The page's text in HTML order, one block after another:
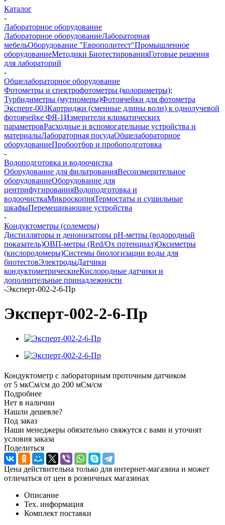
Каталог
-
Лабораторное оборудование
Лабораторное оборудованиеЛабораторная
мебельОборудование "Европолитест"Промышленное
оборудованиеМетодики БиотестированияГотовые решения
для лабораторий
-
Общелабораторное оборудование
Фотометры и спектрофотометры (колориметры);
Турбидиметры (мутномеры)Фотоячейки для фотометра
Эксперт-003Картриджи (сменные длины волн) к однолучевой
фотоячейке ФЯ-1Измерители климатических
параметровРасходные и вспомогательные устройства и
материалыЛабораторная посудаОбщелабораторное
оборудованиеПробоотбор и пробоподготовка
-
Водоподготовка и водоочистка
Оборудование для фильтрованияВесоизмерительное
оборудованиеОборудование для
центрифугированияВодоподготовка и
водоочисткаМикроскопияТермостаты и сушильные
шкафыПеремешивающие устройства
-
Кондуктометры (солемеры)
Дистилляторы и деионизаторы pH-метры (водородный
показатель)ОВП-метры (Red/Ox потенциал)Оксиметры
(кислородомеры)Системы биологизации воды для
биотестовЭлектродыДатчики
кондуктометрическиеКислородные датчики и
дополнительные принадлежности
-Эксперт-002-2-6-Пр
Эксперт-002-2-6-Пр
Кондуктометр с лабораторным проточным датчиком
от 5 мкСм/см до 200 мСм/см
Подробнее
Нет в наличии
Нашли дешевле?
Под заказ
Наши менеджеры обязательно свяжутся с вами и уточнят
условия заказа
Поделиться
Цена действительна только для интернет-магазина и может
отличаться от цен в розничных магазинах
Описание
Тех. информация
Комплект поставки